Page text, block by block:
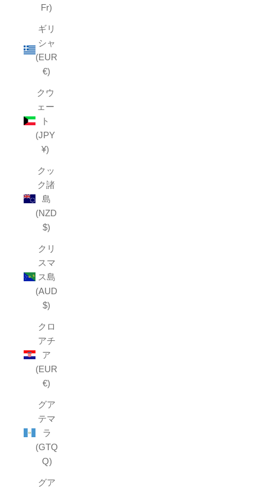
Fr)
ギリ
シャ
(EUR
€)
クウ
ェー
ト
(JPY
¥)
クッ
ク諸
島
(NZD
$)
クリ
スマ
ス島
(AUD
$)
クロ
アチ
ア
(EUR
€)
グア
テマ
ラ
(GTQ
Q)
グア